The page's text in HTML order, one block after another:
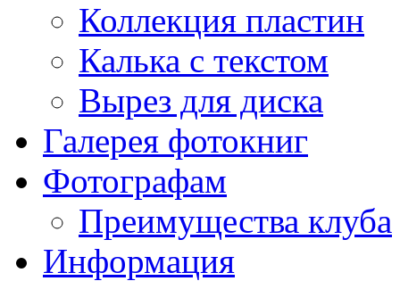
Коллекция пластин
Калька с текстом
Вырез для диска
Галерея фотокниг
Фотографам
Преимущества клуба
Информация